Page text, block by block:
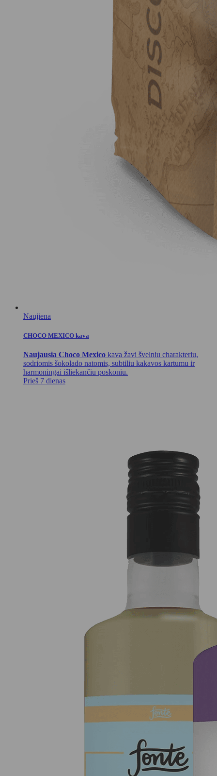
Naujiena
CHOCO MEXICO kava
Naujausia Choco Mexico kava žavi švelniu charakteriu,
sodriomis šokolado natomis, subtiliu kakavos kartumu ir
harmoningai išliekančiu poskoniu.
Prieš 7 dienas